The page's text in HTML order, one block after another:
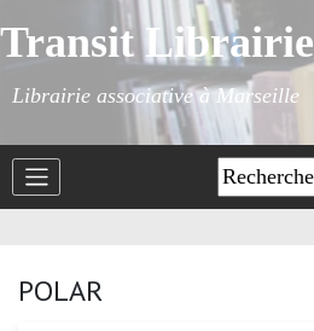
Transit Librairie
Librairie associative à Marseille
POLAR